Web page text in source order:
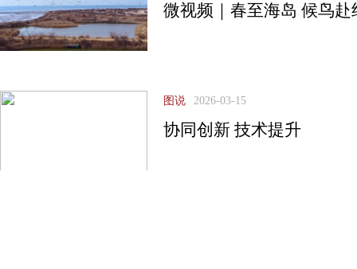
微视频｜春至海岛 候鸟赴
图说 2026-03-15
协同创新 技术提升